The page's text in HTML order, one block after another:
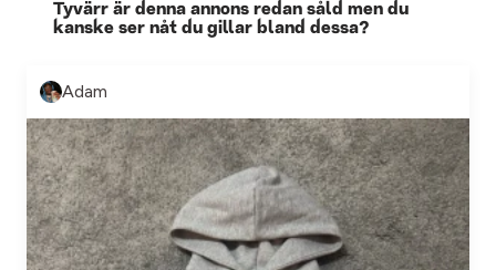
Tyvärr är denna annons redan såld men du
kanske ser nåt du gillar bland dessa?
Adam